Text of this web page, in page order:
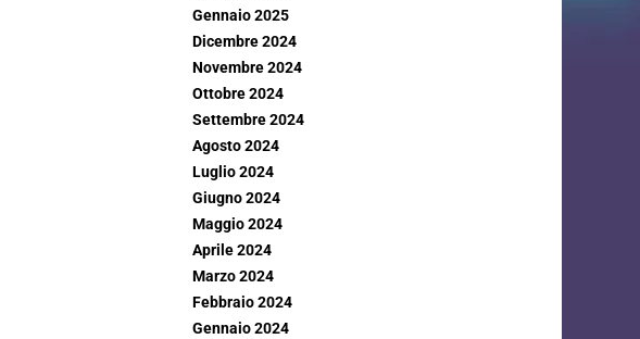
Gennaio 2025
Dicembre 2024
Novembre 2024
Ottobre 2024
Settembre 2024
Agosto 2024
Luglio 2024
Giugno 2024
Maggio 2024
Aprile 2024
Marzo 2024
Febbraio 2024
Gennaio 2024